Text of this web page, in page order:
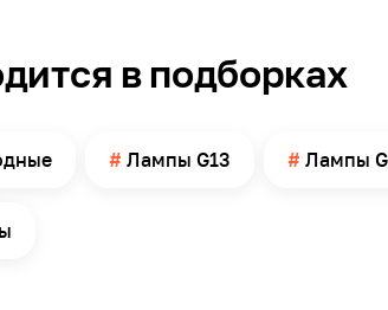
14254
ІР20
Китай
в подборках
Лампы G13 Лампы